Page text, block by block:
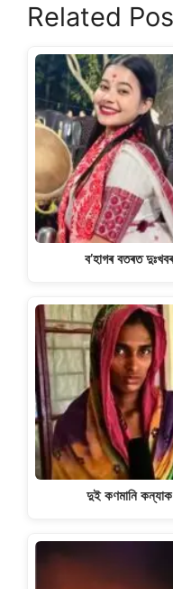
at
s
A
p
p
c
e
b
o
o
k
e
gr
a
m
Related
ব’হাগৰ বতৰত
দুই কণমানি